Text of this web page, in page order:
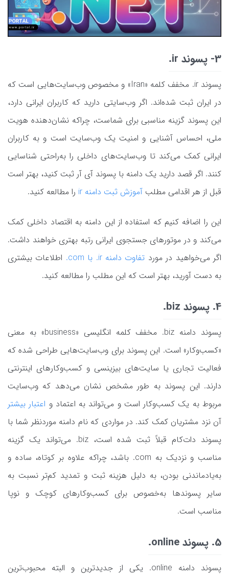
3- پسوند ir.
پسوند ir. مخفف کلمه «Iran» و مخصوص وب‌سایت‌هایی است که
در ایران ثبت شده‌اند. اگر وب‌سایتی دارید که کاربران ایرانی دارد،
این پسوند گزینه مناسبی برای شماست، چراکه نشان‌دهنده هویت
ملی، احساس آشنایی و امنیت یک وب‌سایت است و به کاربران
ایرانی کمک می‌کند تا وب‌سایت‌های داخلی را به‌راحتی شناسایی
کنند. اگر قصد دارید یک دامنه با پسوند آی آر ثبت کنید، بهتر است
قبل از هر اقدامی مطلب آموزش ثبت دامنه ir را مطالعه کنید.
این را اضافه کنیم که استفاده از این دامنه به اقتصاد داخلی کمک
می‌کند و در موتورهای جستجوی ایرانی رتبه بهتری خواهند داشت.
اگر می‌خواهید در مورد تفاوت دامنه ir. با com.
اطلاعات بیشتری
به دست آورید، بهتر است که این مطلب را مطالعه کنید.
4. پسوند biz.
پسوند دامنه biz. مخفف کلمه انگلیسی «business» به معنی
«کسب‌وکار» است. این پسوند برای وب‌سایت‌هایی طراحی شده که
فعالیت تجاری یا سایت‌های بیزینسی و کسب‌وکارهای اینترنتی
دارند. این پسوند به طور مشخص نشان می‌دهد که وب‌سایت
مربوط به یک کسب‌وکار است و می‌تواند به اعتماد و اعتبار بیشتر
آن نزد مشتریان کمک کند. در مواردی که نام دامنه موردنظر شما با
پسوند دات‌کام قبلاً ثبت شده است، biz. می‌تواند یک گزینه
مناسب و نزدیک به com. باشد، چراکه علاوه بر کوتاه، ساده و
به‌یادماندنی بودن، به دلیل هزینه ثبت و تمدید کم‌تر نسبت به
سایر پسوندها به‌خصوص برای کسب‌وکارهای کوچک و نوپا
مناسب است.
5. پسوند online.
پسوند دامنه online. یکی از جدیدترین و البته محبوب‌ترین